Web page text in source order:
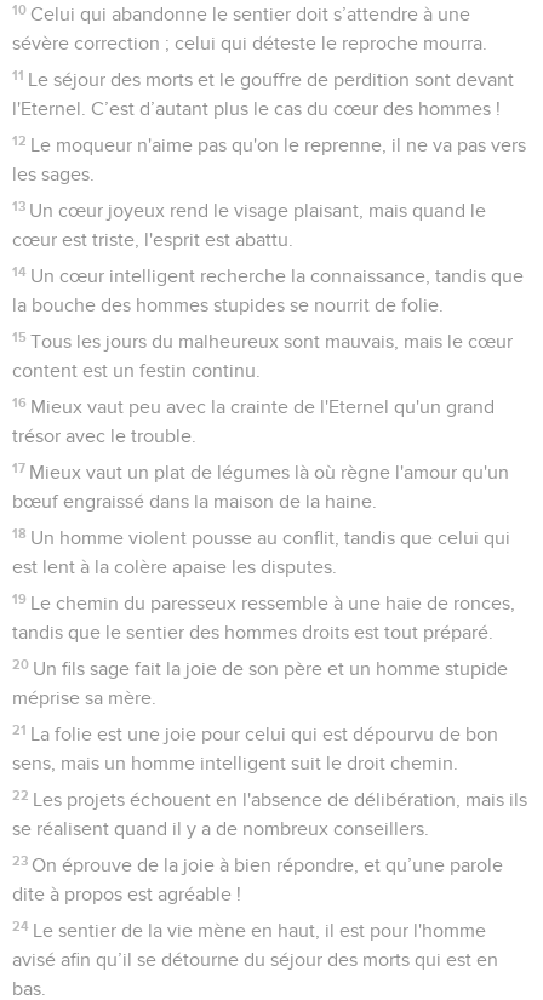
10 Celui qui abandonne le sentier doit s’attendre à une
sévère correction ; celui qui déteste le reproche mourra.
11 Le séjour des morts et le gouffre de perdition sont devant
l'Eternel. C’est d’autant plus le cas du cœur des hommes !
12 Le moqueur n'aime pas qu'on le reprenne, il ne va pas vers
les sages.
13 Un cœur joyeux rend le visage plaisant, mais quand le
cœur est triste, l'esprit est abattu.
14 Un cœur intelligent recherche la connaissance, tandis que
la bouche des hommes stupides se nourrit de folie.
15 Tous les jours du malheureux sont mauvais, mais le cœur
content est un festin continu.
16 Mieux vaut peu avec la crainte de l'Eternel qu'un grand
trésor avec le trouble.
17 Mieux vaut un plat de légumes là où règne l'amour qu'un
bœuf engraissé dans la maison de la haine.
18 Un homme violent pousse au conflit, tandis que celui qui
est lent à la colère apaise les disputes.
19 Le chemin du paresseux ressemble à une haie de ronces,
tandis que le sentier des hommes droits est tout préparé.
20 Un fils sage fait la joie de son père et un homme stupide
méprise sa mère.
21 La folie est une joie pour celui qui est dépourvu de bon
sens, mais un homme intelligent suit le droit chemin.
22 Les projets échouent en l'absence de délibération, mais ils
se réalisent quand il y a de nombreux conseillers.
23 On éprouve de la joie à bien répondre, et qu’une parole
dite à propos est agréable !
24 Le sentier de la vie mène en haut, il est pour l'homme
avisé afin qu’il se détourne du séjour des morts qui est en
bas.